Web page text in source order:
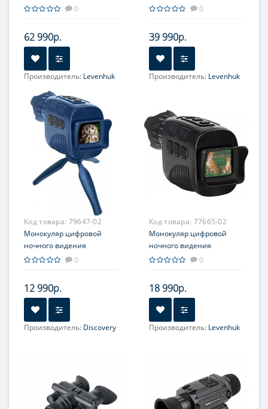
Levenhuk Halo 13x PLUS
0
62 990р.
Производитель: Levenhuk
Levenhuk Halo 13x Wi-Fi
0
39 990р.
Производитель: Levenhuk
Код товара: 79647-02
Монокуляр цифровой
ночного видения
Discovery Night ML10 со
0
12 990р.
Производитель: Discovery
Код товара: 77665-02
Монокуляр цифровой
ночного видения
Levenhuk Halo 13x
0
18 990р.
Производитель: Levenhuk